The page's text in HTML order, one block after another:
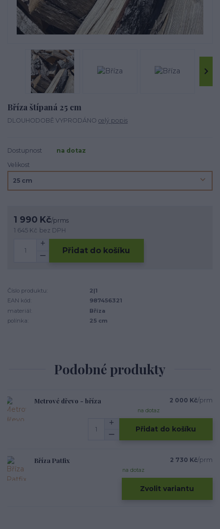
Bříza štípaná 25 cm
DLOUHODOBĚ VYPRODÁNO celý popis
Dostupnost
na dotaz
Velikost
1 990 Kč/prms
1 645 Kč bez DPH
Přidat do košíku
Číslo produktu:
2|1
EAN kód:
987456321
materiál:
Bříza
polínka:
25 cm
Podobné produkty
Metrové dřevo - bříza 2 000 Kč/prm
na dotaz
Přidat do košíku
Bříza Patfix 2 730 Kč/prm
na dotaz
Zvolit variantu